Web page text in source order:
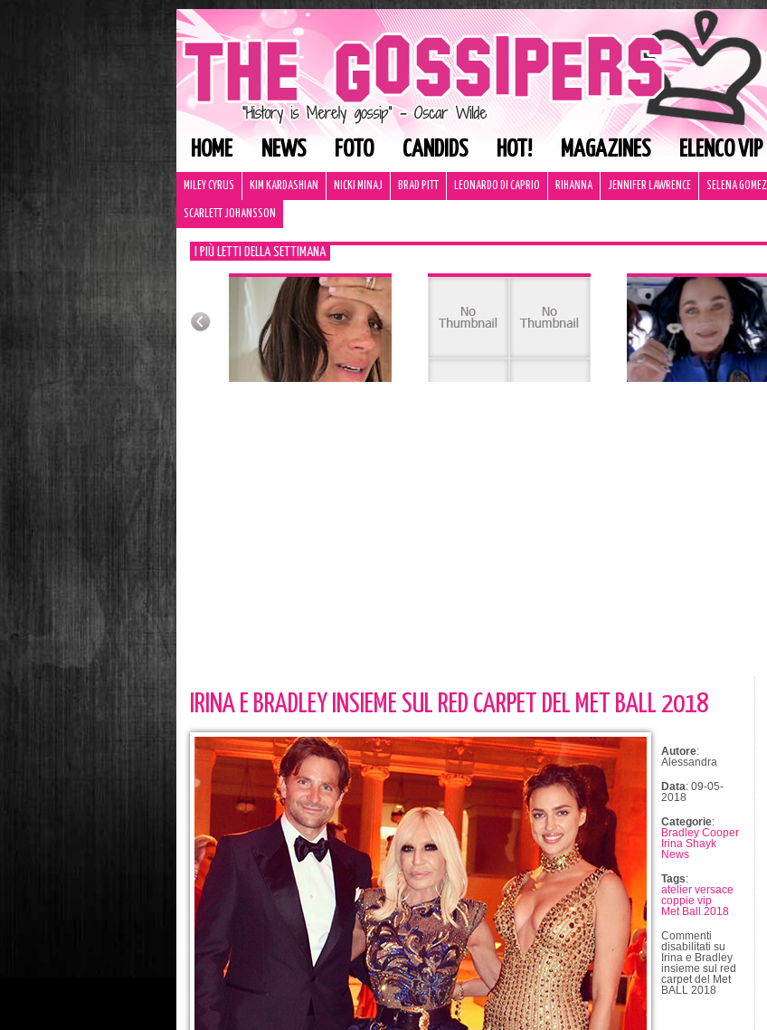
HOME NEWS FOTO CANDIDS HOT! MAGAZINES ELENCO VIP
MILEY CYRUS KIM KARDASHIAN NICKI MINAJ BRAD PITT LEONARDO DI CAPRIO RIHANNA JENNIFER LAWRENCE SELENA GOMEZ
SCARLETT JOHANSSON
I PIÙ LETTI DELLA SETTIMANA
IRINA E BRADLEY INSIEME SUL RED CARPET DEL MET BALL 2018
Autore:
Alessandra
Data: 09-05-
2018
Categorie:
Bradley Cooper
Irina Shayk
News
Tags:
atelier versace
coppie vip
Met Ball 2018
Commenti
disabilitati su
Irina e Bradley
insieme sul red
carpet del Met
BALL 2018